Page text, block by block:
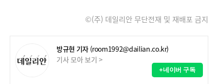
©(주) 데일리안 무단전재 및 재배포 금지
방규현 기자 (room1992@dailian.co.kr)
기사 모아 보기 >
+네이버 구독